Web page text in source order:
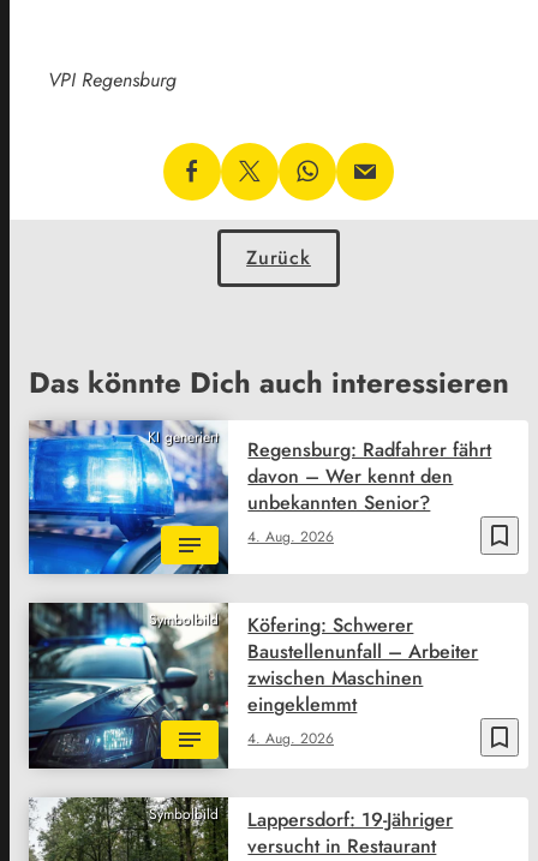
VPI Regensburg
Zurück
Das könnte Dich auch interessieren
KI generiert
bookmark_border
4. Aug. 2026
Regensburg: Radfahrer fährt
davon – Wer kennt den
unbekannten Senior?
Symbolbild
bookmark_border
4. Aug. 2026
Köfering: Schwerer
Baustellenunfall – Arbeiter
zwischen Maschinen
eingeklemmt
Symbolbild
Lappersdorf: 19-Jähriger
versucht in Restaurant